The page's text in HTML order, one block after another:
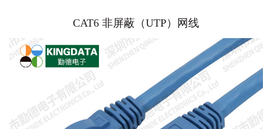
CAT6 非屏蔽（UTP）网线